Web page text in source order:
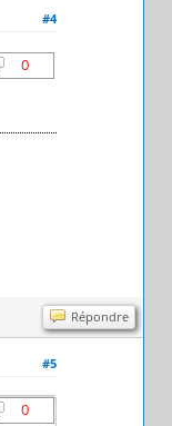
#4
0
Répondre
#5
0